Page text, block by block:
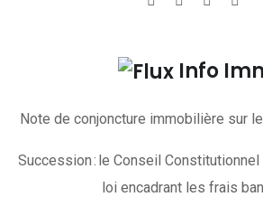
Info
Note de conjoncture immobilière sur
Succession : le Conseil
loi encadrant les frais